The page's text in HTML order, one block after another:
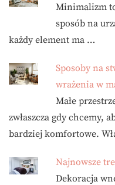
Minimalizm
sposób na
każdy element ma …
Sposoby na
wrażenia w
Małe
zwłaszcza gdy chcemy,
bardziej komfortowe.
Najnowsze
Dekoracja